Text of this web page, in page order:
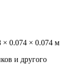
0.074 × 0.074 м
и другого